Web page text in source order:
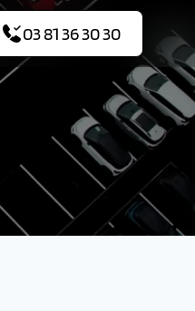
03 81 36 30 30